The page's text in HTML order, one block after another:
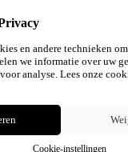
en andere technieken
we informatie over uw
analyse. Lees onze
Cookie-instellingen